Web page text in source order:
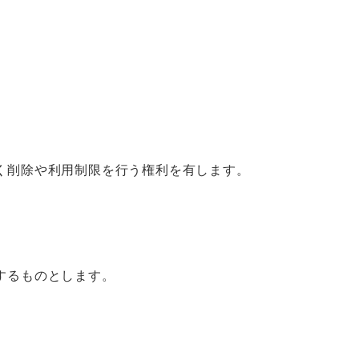
除や利用制限を行う権利を有します。
ものとします。